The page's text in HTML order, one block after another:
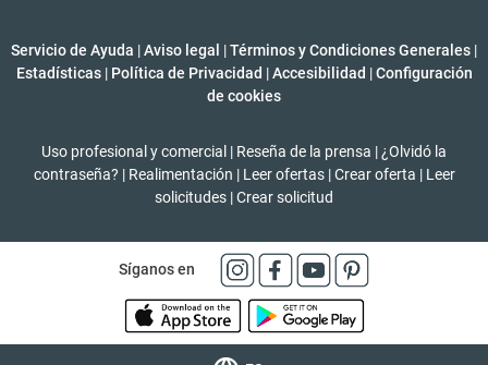
Servicio de Ayuda |Aviso legal |Términos y Condiciones Generales |
Estadísticas | Política de Privacidad | Accesibilidad | Configuración
de cookies
Uso profesional y comercial | Reseña de la prensa | ¿Olvidó la
contraseña? | Realimentación | Leer ofertas | Crear oferta | Leer
solicitudes |Crear solicitud
Síganos en